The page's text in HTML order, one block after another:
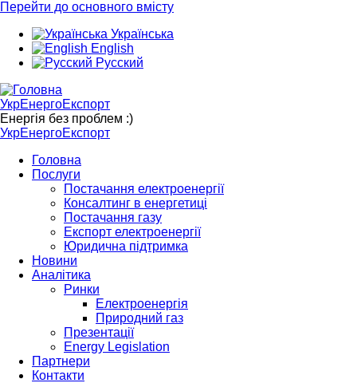
Перейти до основного вмісту
Українська
English
Русский
УкрЕнергоЕкспорт
Енергія без проблем :)
УкрЕнергоЕкспорт
Головна
Послуги
Постачання електроенергії
Консалтинг в енергетиці
Постачання газу
Експорт електроенергії
Юридична підтримка
Новини
Аналітика
Ринки
Електроенергія
Природний газ
Презентації
Energy Legislation
Партнери
Контакти